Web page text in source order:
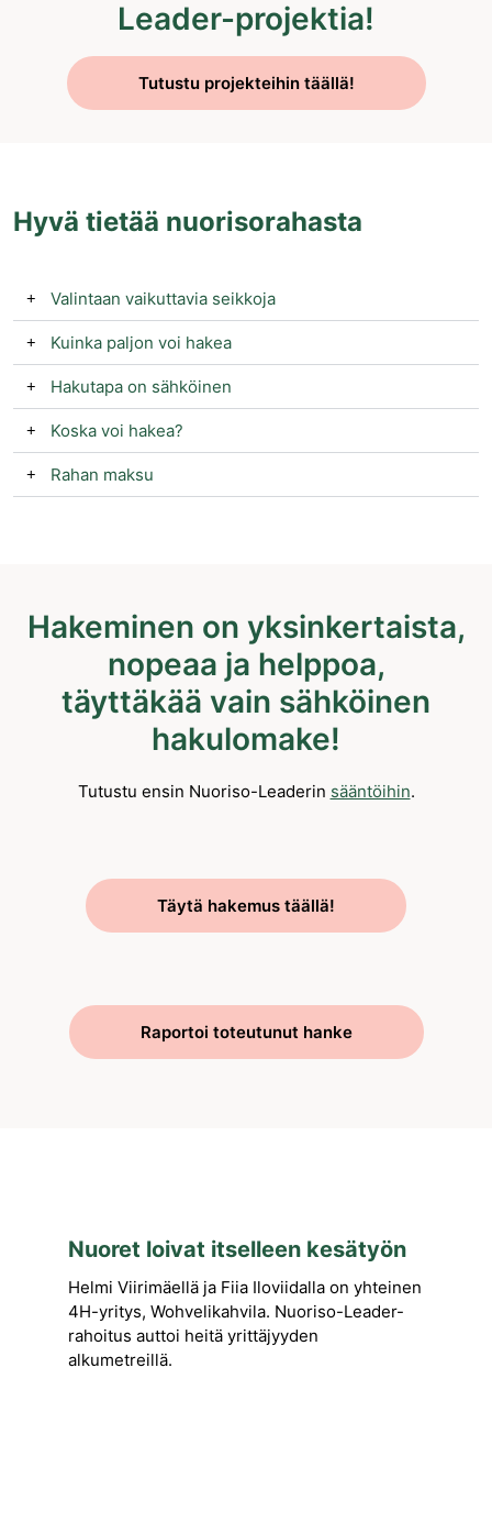
Leader-projektia!
Tutustu projekteihin täällä!
Hyvä tietää nuorisorahasta
Valintaan vaikuttavia seikkoja
Kuinka paljon voi hakea
Hakutapa on sähköinen
Koska voi hakea?
Rahan maksu
Hakeminen on yksinkertaista,
nopeaa ja helppoa,
täyttäkää vain sähköinen
hakulomake!
Tutustu ensin Nuoriso-Leaderin sääntöihin.
Täytä hakemus täällä!
Raportoi toteutunut hanke
Nuoret loivat itselleen kesätyön
Helmi Viirimäellä ja Fiia Iloviidalla on yhteinen
4H-yritys, Wohvelikahvila. Nuoriso-Leader-
rahoitus auttoi heitä yrittäjyyden
alkumetreillä.